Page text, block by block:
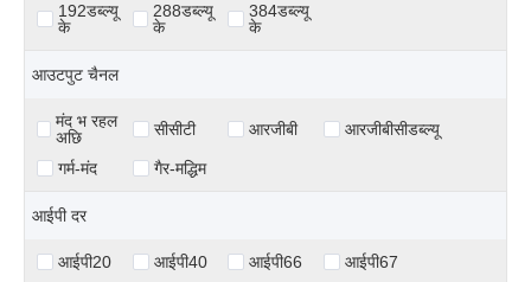
192डब्ल्यू
के
288डब्ल्यू
के
384डब्ल्यू
के
आउटपुट चैनल
मंद भ रहल
अछि
सीसीटी आरजीबी आरजीबीसीडब्ल्यू
गर्म-मंद गैर-मद्धिम
आईपी ​​दर
आईपी20 आईपी40 आईपी66
आईपी67